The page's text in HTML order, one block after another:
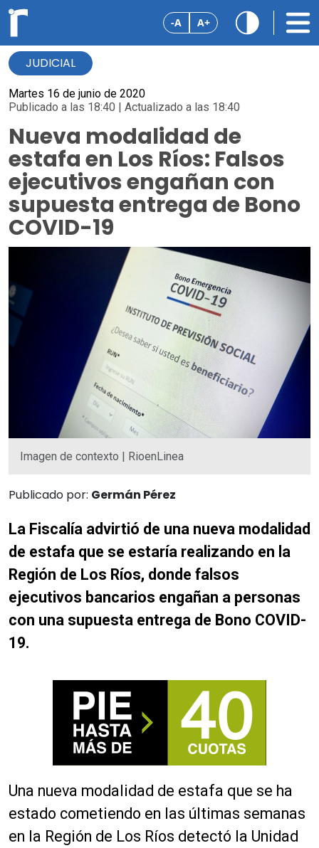
-A A+
JUDICIAL
Martes 16 de junio de 2020
Publicado a las 18:40 | Actualizado a las 18:40
Nueva modalidad de
estafa en Los Ríos: Falsos
ejecutivos engañan con
supuesta entrega de Bono
COVID-19
Imagen de contexto | RioenLinea
Publicado por: Germán Pérez
La Fiscalía advirtió de una nueva modalidad
de estafa que se estaría realizando en la
Región de Los Ríos, donde falsos
ejecutivos bancarios engañan a personas
con una supuesta entrega de Bono COVID-
19.
Una nueva modalidad de estafa que se ha
estado cometiendo en las últimas semanas
en la Región de Los Ríos detectó la Unidad